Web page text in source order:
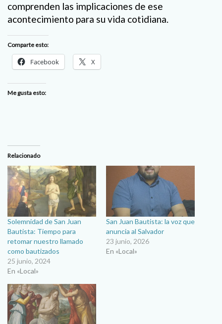
comprenden las implicaciones de ese
acontecimiento para su vida cotidiana.
Comparte esto:
Facebook X
Me gusta esto:
Relacionado
Solemnidad de San Juan
Bautista: Tiempo para
retomar nuestro llamado
como bautizados
25 junio, 2024
En «Local»
San Juan Bautista: la voz que
anuncia al Salvador
23 junio, 2026
En «Local»